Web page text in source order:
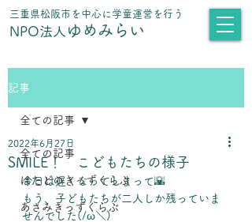
​三重県松阪市を中心に学童運営を行う
NPO法人 ゆめみらい
記事
全ての記事
はたどのきっずくらぶ
あさみきっずくらぶ
全ての記事
SMILE！ こどもたちの様子
2022年6月27日
今日は遅くなってしまって🌇
もう、子どもたちが二人しか残っていま
せんでした(/ω＼)